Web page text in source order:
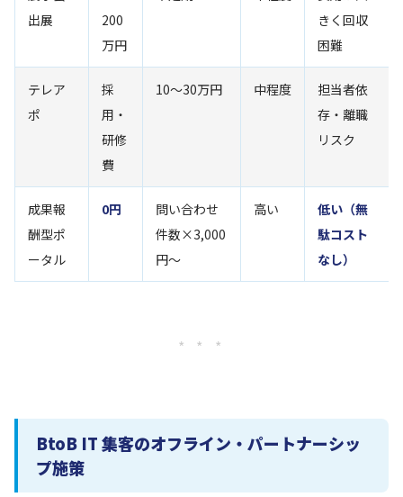
出展
200
万円
きく回収
困難
テレア
ポ
採
用・
研修
費
10〜30万円 中程度
担当者依
存・離職
リスク
成果報
酬型ポ
ータル
0円
問い合わせ
件数×3,000
円〜
高い
低い（無
駄コスト
なし）
* * *
BtoB IT 集客のオフライン・パートナーシッ
プ施策